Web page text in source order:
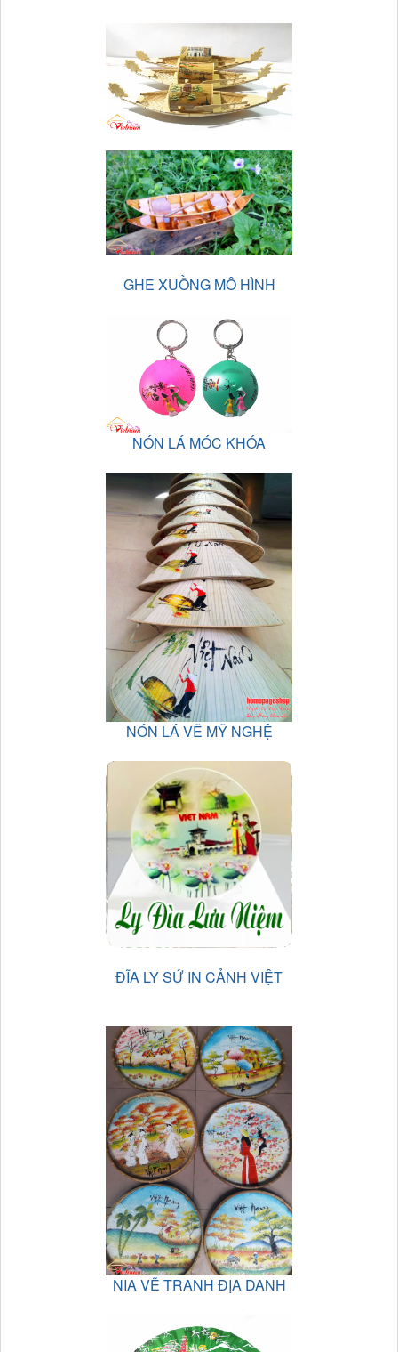
GHE XUỒNG MÔ HÌNH
NÓN LÁ MÓC KHÓA
NÓN LÁ VẼ MỸ NGHỆ
ĐĨA LY SỨ IN CẢNH VIỆT
NIA VẼ TRANH ĐỊA DANH